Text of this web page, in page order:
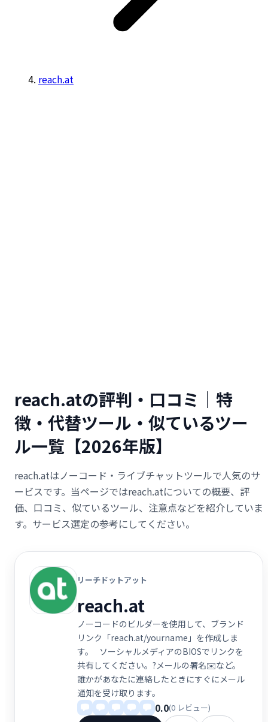
reach.at
reach.atの評判・口コミ｜特
徴・代替ツール・似ているツー
ル一覧【2026年版】
reach.atはノーコード・ライブチャットツールで人気のサ
ービスです。当ページではreach.atについての概要、評
価、口コミ、似ているツール、注意点などを紹介していま
す。サービス選定の参考にしてください。
リーチドットアット
reach.at
ノーコードのビルダーを使用して、ブランド
リンク「reach.at/yourname」を作成しま
す。⠀ソーシャルメディアのBIOSでリンクを
共有してください。?メールの署名✉️など。
誰かがあなたに連絡したときにすぐにメール
通知を受け取ります。
0.0(0 レビュー)